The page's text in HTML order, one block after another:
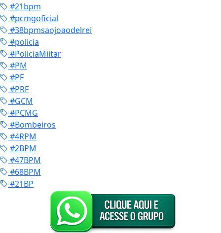
#21bpm
#pcmgoficial
#38bpmsaojoaodelrei
#policia
#PoliciaMiitar
#PM
#PF
#PRF
#GCM
#PCMG
#Bombeiros
#4RPM
#2BPM
#47BPM
#68BPM
#21BP